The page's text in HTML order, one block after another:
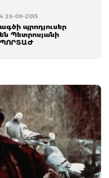
26-09-2015
պրոդյուսեր
Պետրոսյանի